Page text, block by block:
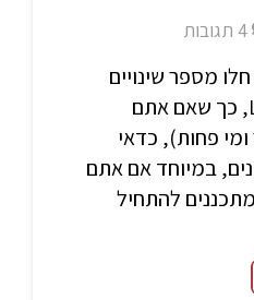
4 תגובות
מספר שינויים
חשובים ב LinkedIn, כך שאם אתם
פחות), כדאי
במיוחד אם אתם
להתחיל